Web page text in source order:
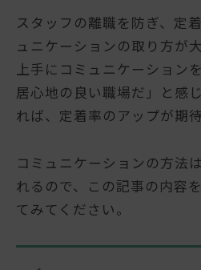
スタッフの離職を防ぎ、定
ュニケーションの取り方が大
上手にコミュニケーション
居心地の良い職場だ」と感
れば、定着率のアップが期待
コミュニケーションの方法
れるので、この記事の内容
てみてください。